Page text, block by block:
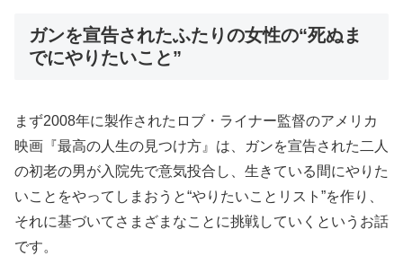
ガンを宣告されたふたりの女性の“死ぬま
でにやりたいこと”
まず2008年に製作されたロブ・ライナー監督のアメリカ
映画『最高の人生の見つけ方』は、ガンを宣告された二人
の初老の男が入院先で意気投合し、生きている間にやりた
いことをやってしまおうと“やりたいことリスト”を作り、
それに基づいてさまざまなことに挑戦していくというお話
です。